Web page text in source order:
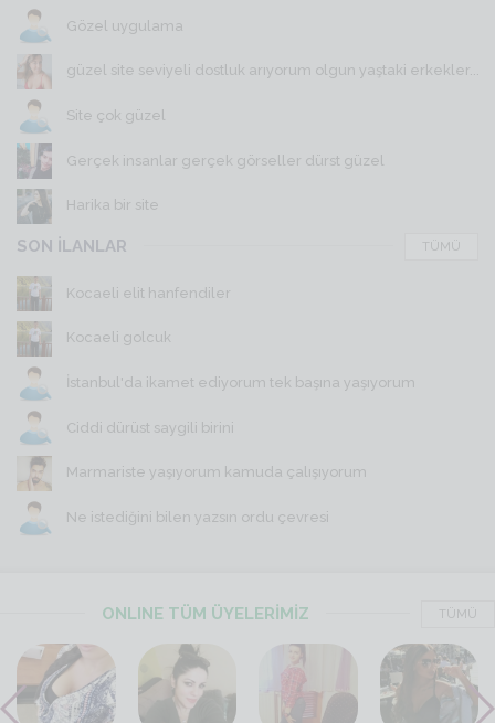
Gözel uygulama
güzel site seviyeli dostluk arıyorum olgun yaştaki erkekler...
Site çok güzel
Gerçek insanlar gerçek görseller dürst güzel
Harika bir site
SON İLANLAR TÜMÜ
Kocaeli elit hanfendiler
Kocaeli golcuk
İstanbul'da ikamet ediyorum tek başına yaşıyorum
Ciddi dürüst saygili birini
Marmariste yaşıyorum kamuda çalışıyorum
Ne istediğini bilen yazsın ordu çevresi
ONLINE TÜM ÜYELERİMİZ TÜMÜ